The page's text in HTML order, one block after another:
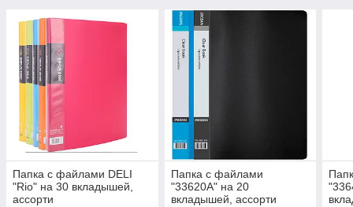
Папка с файлами DELI
"Rio" на 30 вкладышей,
ассорти
Папка с файлами
"33620A" на 20
вкладышей, ассорти